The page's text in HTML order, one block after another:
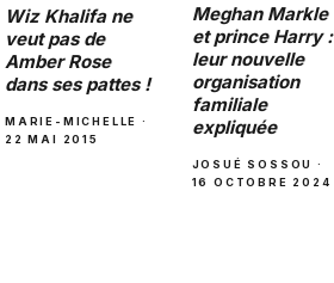
Wiz Khalifa ne
veut pas de
Amber Rose
dans ses pattes !
MARIE-MICHELLE ·
22 MAI 2015
Meghan Markle
et prince Harry :
leur nouvelle
organisation
familiale
expliquée
JOSUÉ SOSSOU ·
16 OCTOBRE 2024